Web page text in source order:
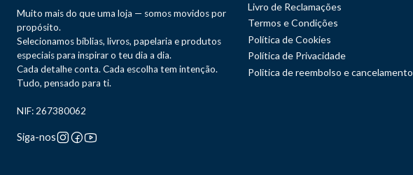
Muito mais do que uma loja — somos movidos por
propósito.
Selecionamos bíblias, livros, papelaria e produtos
especiais para inspirar o teu dia a dia.
Cada detalhe conta. Cada escolha tem intenção.
Tudo, pensado para ti.
NIF: 267380062
Siga-nos
Livro de Reclamações
Termos e Condições
Política de Cookies
Política de Privacidade
Politica de reembolso e cancelamento